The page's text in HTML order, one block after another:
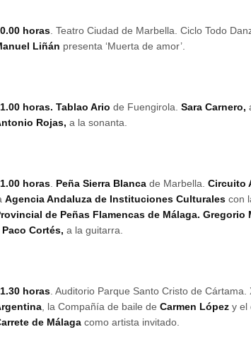
horas . Teatro Ciudad de Marbella. Ciclo Todo
Liñán presenta ‘Muerta de amor’.
horas. Tablao Ario de Fuengirola.Sara Carnero,
Rojas,a la sonanta.
horas Peña Sierra Blanca de Marbella.Circuito
Agencia Andaluza de Instituciones Culturalescon
de Peñas Flamencas de Málaga. Gregorio
Paco Cortés,a la guitarra.
horas . Auditorio Parque Santo Cristo de
, la Compañía de baile deCarmen Lópezy el
de Málaga como artista invitado.